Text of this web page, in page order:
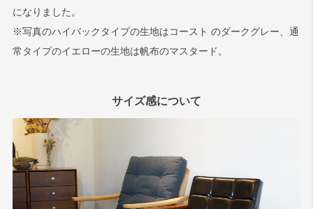
になりました。
※写真のハイバックタイプの生地はコースト のダークグレー、通
常タイプのイエローの生地は帆布のマスタード。
サイズ感について